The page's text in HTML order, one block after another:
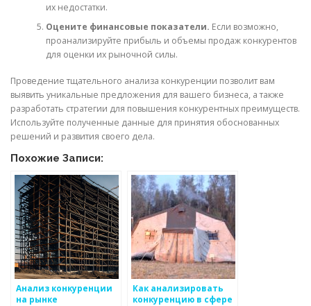
их недостатки.
Оцените финансовые показатели. Если возможно,
проанализируйте прибыль и объемы продаж конкурентов
для оценки их рыночной силы.
Проведение тщательного анализа конкуренции позволит вам
выявить уникальные предложения для вашего бизнеса, а также
разработать стратегии для повышения конкурентных преимуществ.
Используйте полученные данные для принятия обоснованных
решений и развития своего дела.
Похожие Записи:
Анализ конкуренции
на рынке
Как анализировать
конкуренцию в сфере